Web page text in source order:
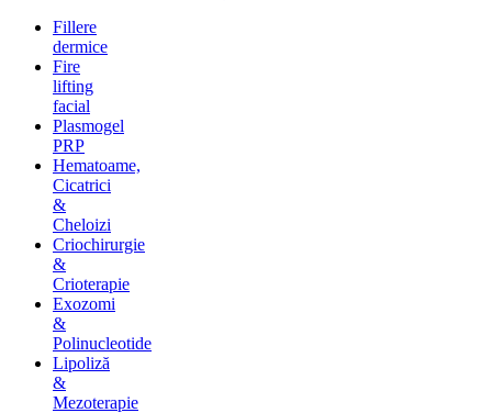
Fillere
dermice
Fire
lifting
facial
Plasmogel
PRP
Hematoame,
Cicatrici
&
Cheloizi
Criochirurgie
&
Crioterapie
Exozomi
&
Polinucleotide
Lipoliză
&
Mezoterapie